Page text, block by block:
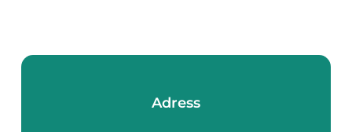
Adress